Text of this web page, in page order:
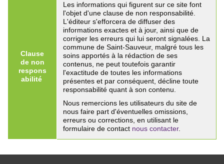
Clause
de non
respons
abilité
Les informations qui figurent sur ce site font
l'objet d'une clause de non responsabilité.
L'éditeur s'efforcera de diffuser des
informations exactes et à jour, ainsi que de
corriger les erreurs qui lui seront signalées. La
commune de Saint-Sauveur, malgré tous les
soins apportés à la rédaction de ses
contenus, ne peut toutefois garantir
l'exactitude de toutes les informations
présentes et par conséquent, décline toute
responsabilité quant à son contenu.
Nous remercions les utilisateurs du site de
nous faire part d'éventuelles omissions,
erreurs ou corrections, en utilisant le
formulaire de contact nous contacter.